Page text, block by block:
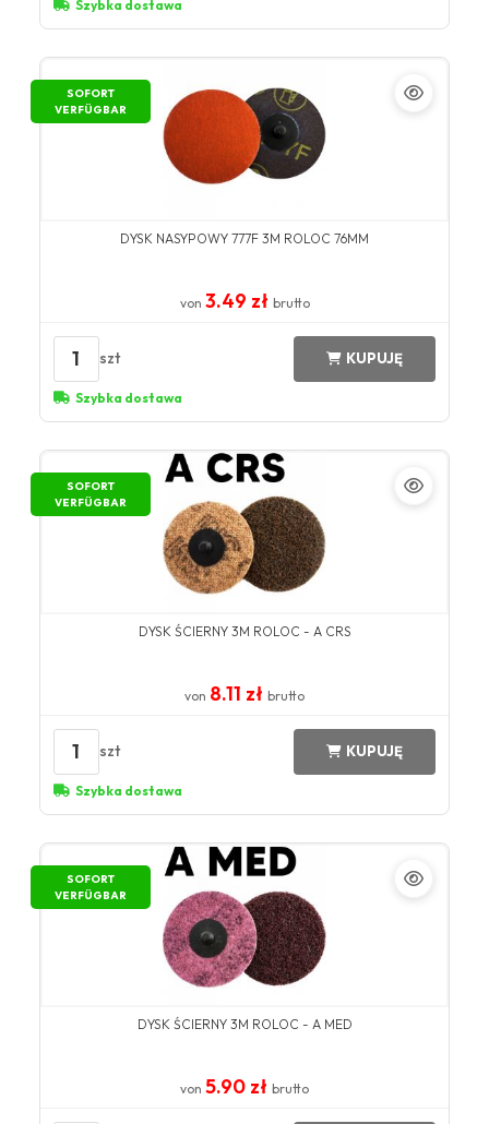
Szybka dostawa
SOFORT
VERFÜGBAR
DYSK NASYPOWY 777F 3M ROLOC 76MM
von 3.49 zł brutto
1 szt KUPUJĘ
Szybka dostawa
SOFORT
VERFÜGBAR
DYSK ŚCIERNY 3M ROLOC - A CRS
von 8.11 zł brutto
1 szt KUPUJĘ
Szybka dostawa
SOFORT
VERFÜGBAR
DYSK ŚCIERNY 3M ROLOC - A MED
von 5.90 zł brutto